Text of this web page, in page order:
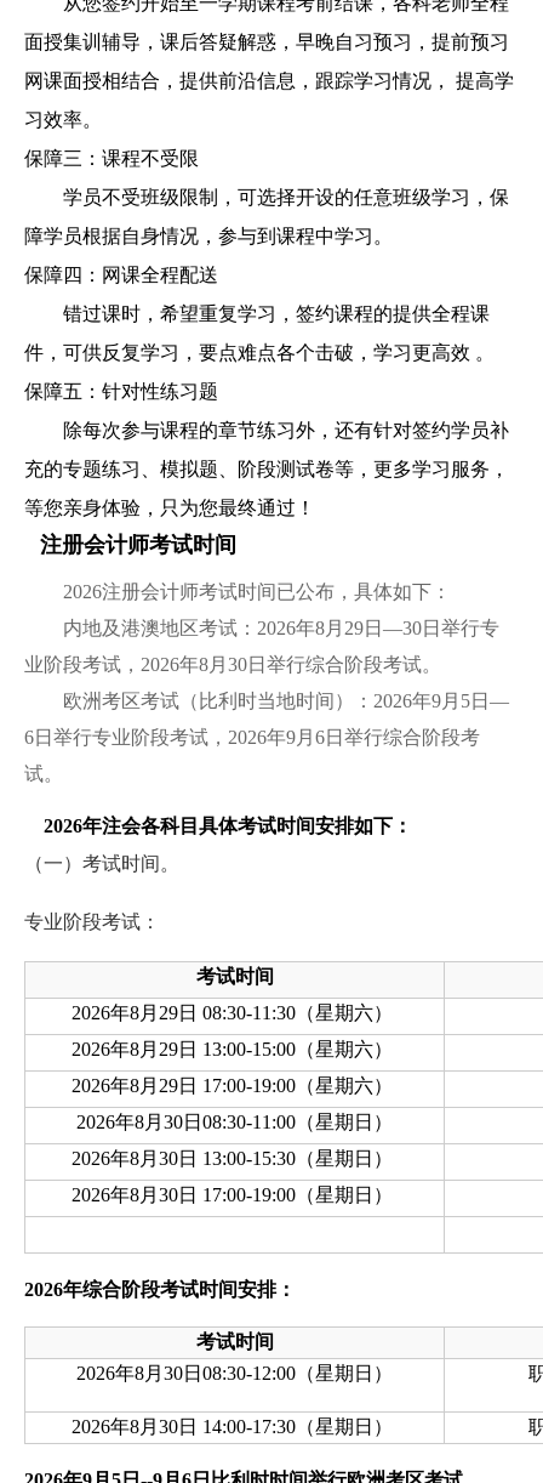
面授集训辅导，课后答疑解惑，早晚自习预习，提前预习
网课面授相结合，提供前沿信息，跟踪学习情况， 提高学
习效率。
保障三：课程不受限
学员不受班级限制，可选择开设的任意班级学习，保
障学员根据自身情况，参与到课程中学习。
保障四：网课全程配送
错过课时，希望重复学习，签约课程的提供全程课
件，可供反复学习，要点难点各个击破，学习更高效 。
保障五：针对性练习题
除每次参与课程的章节练习外，还有针对签约学员补
充的专题练习、模拟题、阶段测试卷等，更多学习服务，
等您亲身体验，只为您最终通过！
注册会计师考试时间
2026注册会计师考试时间已公布，具体如下：
内地及港澳地区考试：2026年8月29日—30日举行专
业阶段考试，2026年8月30日举行综合阶段考试。
欧洲考区考试（比利时当地时间）：2026年9月5日—
6日举行专业阶段考试，2026年9月6日举行综合阶段考
试。
2026年注会各科目具体考试时间安排如下：
（一）考试时间。
专业阶段考试：
考试时间
2026年8月29日 08:30-11:30（星期六）
2026年8月29日 13:00-15:00（星期六）
2026年8月29日 17:00-19:00（星期六）
2026年8月30日08:30-11:00（星期日）
2026年8月30日 13:00-15:30（星期日）
2026年8月30日 17:00-19:00（星期日）
2026年综合阶段考试时间安排：
考试时间
2026年8月30日08:30-12:00（星期日）
2026年8月30日 14:00-17:30（星期日）